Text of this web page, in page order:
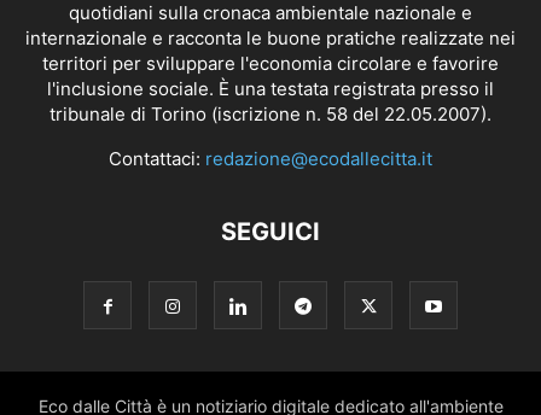
quotidiani sulla cronaca ambientale nazionale e
internazionale e racconta le buone pratiche realizzate nei
territori per sviluppare l'economia circolare e favorire
l'inclusione sociale. È una testata registrata presso il
tribunale di Torino (iscrizione n. 58 del 22.05.2007).
Contattaci: redazione@ecodallecitta.it
SEGUICI
Eco dalle Città è un notiziario digitale dedicato all'ambiente